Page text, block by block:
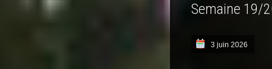
Semaine 19/
3 juin 2026